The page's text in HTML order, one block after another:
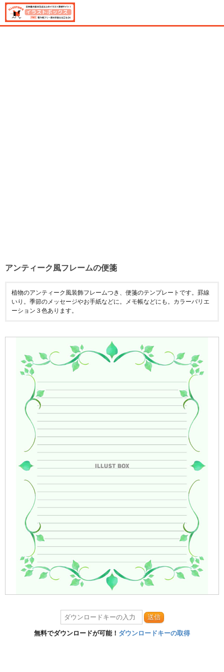
アンティーク風フレームの便箋
植物のアンティーク風装飾フレームつき、便箋のテンプレートです。罫線
いり。季節のメッセージやお手紙などに。メモ帳などにも。カラーバリエ
ーション３色あります。
送信
無料でダウンロードが可能！ ダウンロードキーの取得